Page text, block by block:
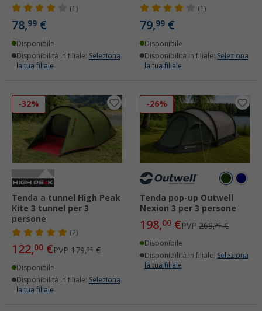
(1)
78,99 €
Disponibile
Disponibilità in filiale: Seleziona
la tua filiale
(1)
79,99 €
Disponibile
Disponibilità in filiale: Seleziona
la tua filiale
-32%
Tenda a tunnel High Peak
Kite 3 tunnel per 3
persone
(2)
122,00 €PVP 179,95€
Disponibile
Disponibilità in filiale: Seleziona
la tua filiale
-26%
Tenda pop-up Outwell
Nexion 3 per 3 persone
198,00 €PVP 269,95€
Disponibile
Disponibilità in filiale: Seleziona
la tua filiale